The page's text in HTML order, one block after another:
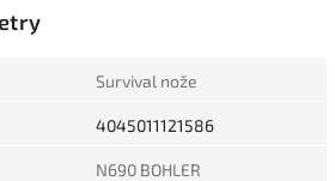
Survival nože
4045011121586
N690 BOHLER